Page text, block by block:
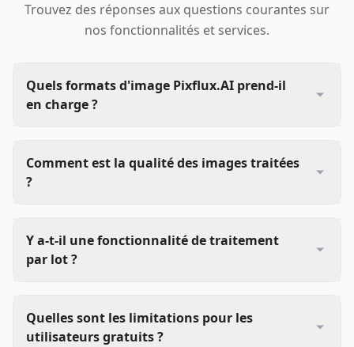
Trouvez des réponses aux questions courantes sur
nos fonctionnalités et services.
Quels formats d'image Pixflux.AI prend-il
en charge ?
Comment est la qualité des images traitées
?
Y a-t-il une fonctionnalité de traitement
par lot ?
Quelles sont les limitations pour les
utilisateurs gratuits ?